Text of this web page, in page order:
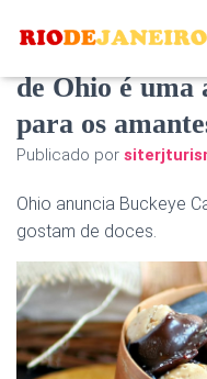
A nova trilha
de Ohio é
para os
Publicado por
Ohio anuncia Buckeye
gostam de doces.